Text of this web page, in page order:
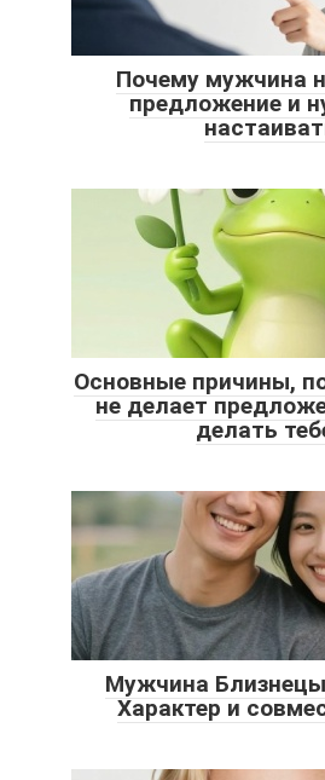
Почему мужчина
предложение и
Основные причины,
не делает
делать
Мужчина
Характер и